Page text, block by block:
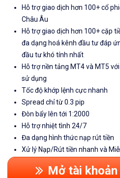
Hỗ trợ giao dịch hơn 100+ cổ
Châu Âu
Hỗ trợ giao dịch hơn 100+ cặp
đa dạng hoá kênh đầu tư đáp
đầu tư khó tính nhất
Hỗ trợ nền tảng MT4 và MT5
sử dụng
Tốc độ khớp lệnh cực nhanh
Spread chỉ từ 0.3 pip
Đòn bẩy lên tới 1:2000
Hỗ trợ nhiệt tình 24/7
Đa dạng hình thức nạp rút tiền
Xử lý Nạp/Rút tiền nhanh và
Mở tài